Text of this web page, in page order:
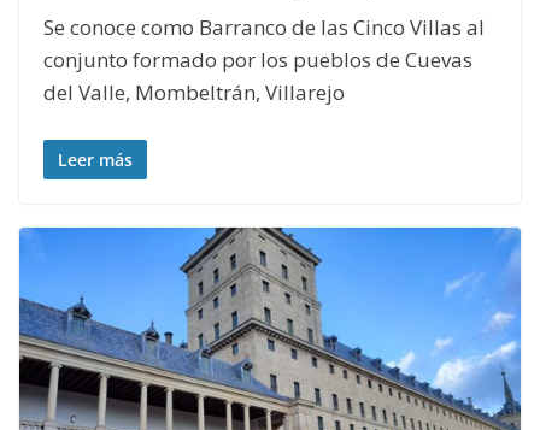
Se conoce como Barranco de las Cinco Villas al
conjunto formado por los pueblos de Cuevas
del Valle, Mombeltrán, Villarejo
Leer más